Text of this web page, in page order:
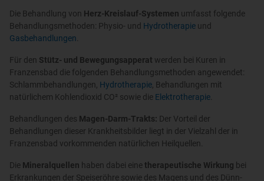
Die Behandlung von Herz-Kreislauf-Systemen umfasst folgende
Behandlungsmethoden: Physio- und Hydrotherapie und
Gasbehandlungen
Für den Stütz- und Bewegungsapperat werden bei Kuren in
Franzensbad die folgenden Behandlungsmethoden angewendet:
Schlammbehandlungen, Hydrotherapie , Behandlungen mit
natürlichem Kohlendioxid CO² sowie die Elektrotherapie
Behandlungen des Magen-Darm-Trakts: Der Vorteil der
Behandlungen dieser Krankheitsbilder liegt in der Vielzahl der in
Franzensbad vorkommenden natürlichen Heilquellen.
Die Mineralquellen haben dabei einetherapeutische Wirkung bei
Erkrankungen der Speiseröhre sowie des Magens und des Dünn-